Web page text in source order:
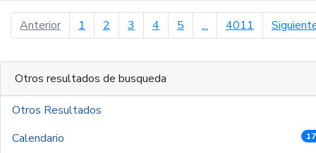
Anteriorpágina anterior
1 2 3 4 5 ... 4011
Otros resultados de busqueda
Otros Resultados
Calendario